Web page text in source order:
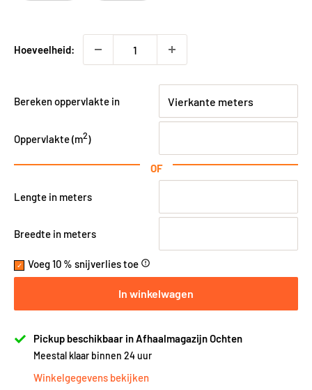
Hoeveelheid:
Bereken oppervlakte in
Oppervlakte (m2)
OF
Lengte in meters
Breedte in meters
Voeg 10 % snijverlies toe error_outline
In winkelwagen
Pickup beschikbaar in Afhaalmagazijn Ochten
Meestal klaar binnen 24 uur
Winkelgegevens bekijken